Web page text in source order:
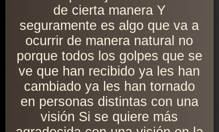
de cierta manera Y
seguramente es algo que va a
ocurrir de manera natural no
porque todos los golpes que se
ve que han recibido ya les han
cambiado ya les han tornado
en personas distintas con una
visión Si se quiere más